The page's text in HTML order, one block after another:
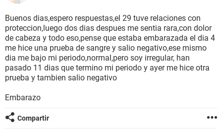
BIENESTAR
SEXUALIDAD
GLOSARIO
Buenos dias,espero respuestas,el 29 tuve relaciones con
proteccion,luego dos dias despues me sentia rara,con dolor
de cabeza y todo eso,pense que estaba embarazada el dia 4
me hice una prueba de sangre y salio negativo,ese mismo
dia me bajo mi periodo,normal,pero soy irregular, han
pasado 11 dias que termino mi periodo y ayer me hice otra
prueba y tambien salio negativo
Embarazo
Compartir